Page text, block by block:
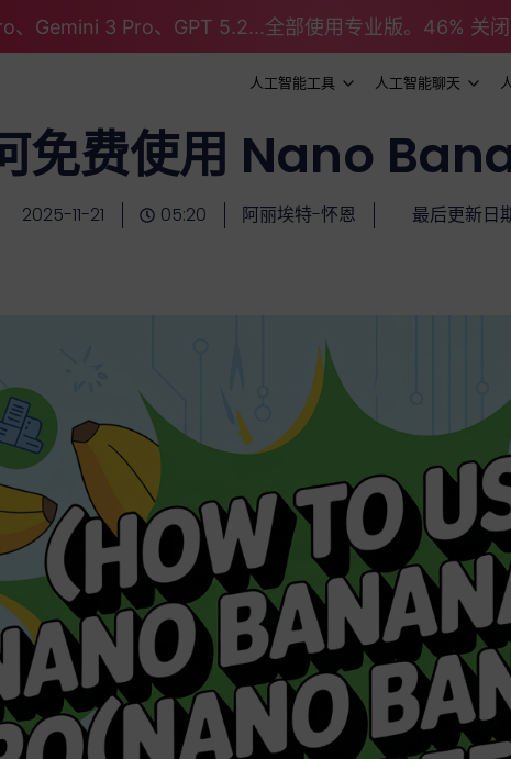
Gemini 3 Pro、GPT 5.2...全部使用专业版。46% 关闭
人工智能工具 人工智能聊天
免费使用 Nano
2025-11-21 05:20 阿丽埃特-怀恩 最后更新日